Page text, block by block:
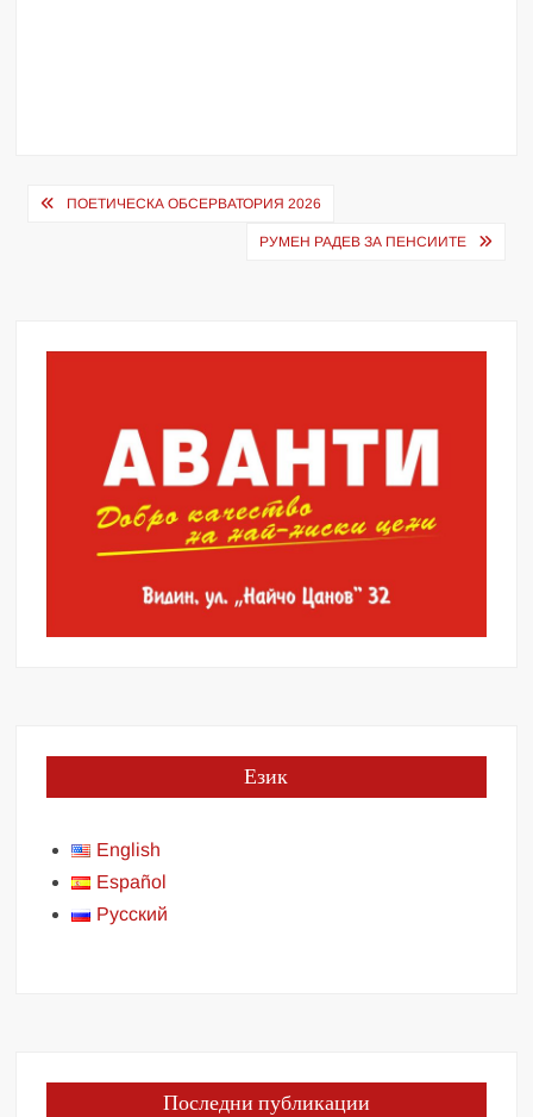
Навигация
ПОЕТИЧЕСКА ОБСЕРВАТОРИЯ 2026
РУМЕН РАДЕВ ЗА ПЕНСИИТЕ
Език
English
Español
Русский
Последни публикации